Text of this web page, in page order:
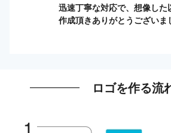
迅速丁寧な対応で、想像し
作成頂きありがとうございま
ロゴを作る流